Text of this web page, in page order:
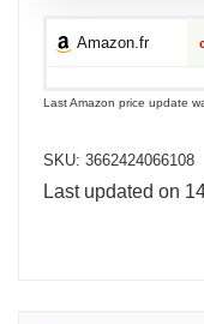
Amazon.fr
Last Amazon price update
SKU: 3662424066108
Last updated on